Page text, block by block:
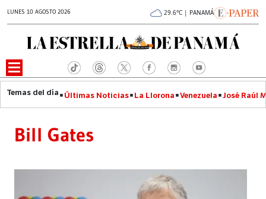
LUNES 10 AGOSTO 2026 29.6°C | PANAMÁ
Últimas Noticias La Llorona Venezuela José Raúl
Bill Gates